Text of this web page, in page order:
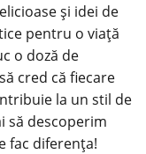
și idei de
pentru o viață
o doză de
cred că fiecare
la un stil de
să descoperim
fac diferența!